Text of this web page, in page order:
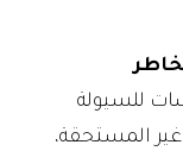
للسيولة
غير المستحقة،